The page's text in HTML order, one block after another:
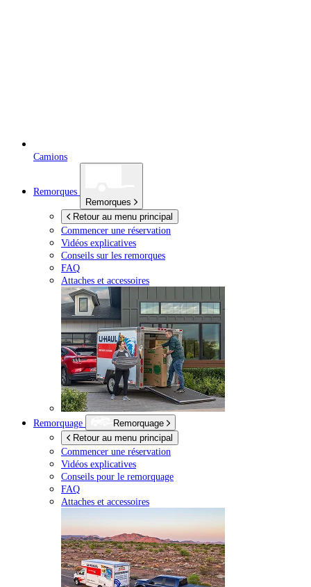
Camions
Remorques
Remorques
Retour au menu principal
Commencer une réservation
Vidéos explicatives
Conseils sur les remorques
FAQ
Attaches et accessoires
Remorquage
Remorquage
Retour au menu principal
Commencer une réservation
Vidéos explicatives
Conseils pour le remorquage
FAQ
Attaches et accessoires